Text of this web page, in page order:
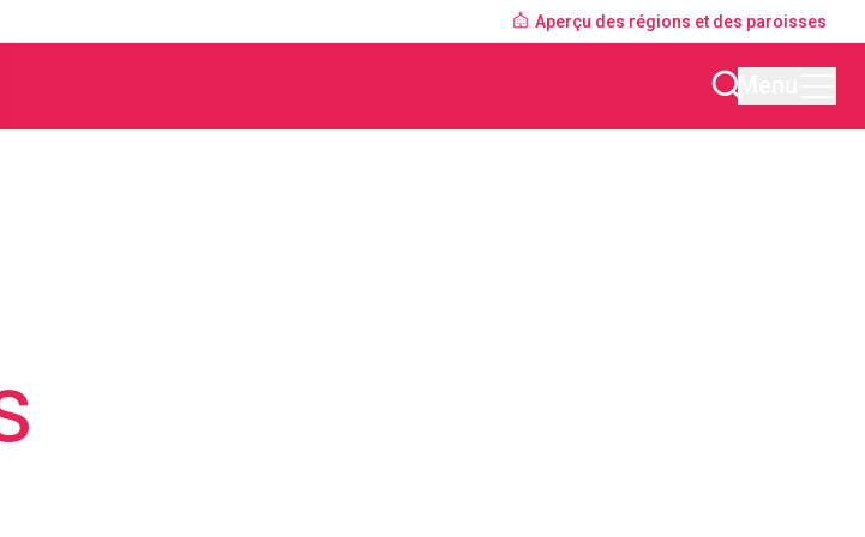
Aperçu des régions et des paroisses